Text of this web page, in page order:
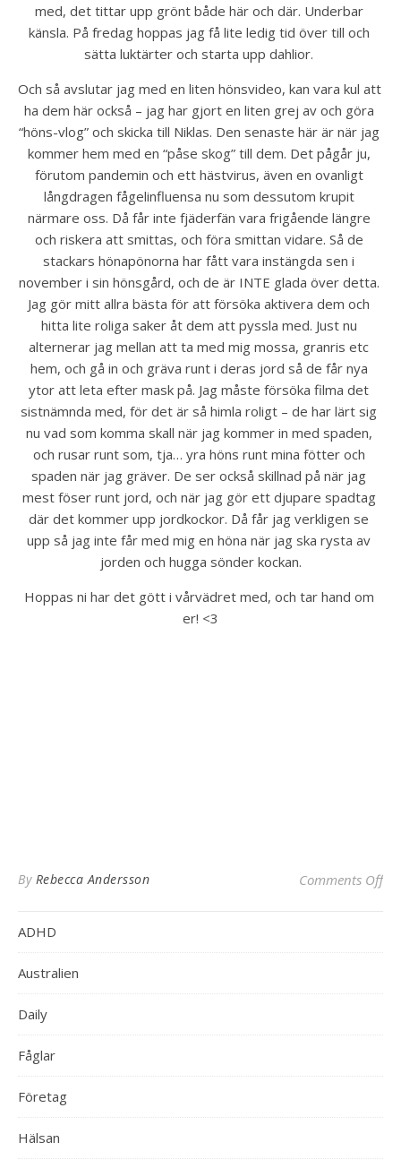
med, det tittar upp grönt både här och där. Underbar
känsla. På fredag hoppas jag få lite ledig tid över till och
sätta luktärter och starta upp dahlior.
Och så avslutar jag med en liten hönsvideo, kan vara kul att
ha dem här också – jag har gjort en liten grej av och göra
“höns-vlog” och skicka till Niklas. Den senaste här är när jag
kommer hem med en “påse skog” till dem. Det pågår ju,
förutom pandemin och ett hästvirus, även en ovanligt
långdragen fågelinfluensa nu som dessutom krupit
närmare oss. Då får inte fjäderfän vara frigående längre
och riskera att smittas, och föra smittan vidare. Så de
stackars hönapönorna har fått vara instängda sen i
november i sin hönsgård, och de är INTE glada över detta.
Jag gör mitt allra bästa för att försöka aktivera dem och
hitta lite roliga saker åt dem att pyssla med. Just nu
alternerar jag mellan att ta med mig mossa, granris etc
hem, och gå in och gräva runt i deras jord så de får nya
ytor att leta efter mask på. Jag måste försöka filma det
sistnämnda med, för det är så himla roligt – de har lärt sig
nu vad som komma skall när jag kommer in med spaden,
och rusar runt som, tja… yra höns runt mina fötter och
spaden när jag gräver. De ser också skillnad på när jag
mest föser runt jord, och när jag gör ett djupare spadtag
där det kommer upp jordkockor. Då får jag verkligen se
upp så jag inte får med mig en höna när jag ska rysta av
jorden och hugga sönder kockan.
Hoppas ni har det gött i vårvädret med, och tar hand om
er! <3
By Rebecca Andersson Comments Offon
ADHD
Australien
Daily
Fåglar
Företag
Hälsan